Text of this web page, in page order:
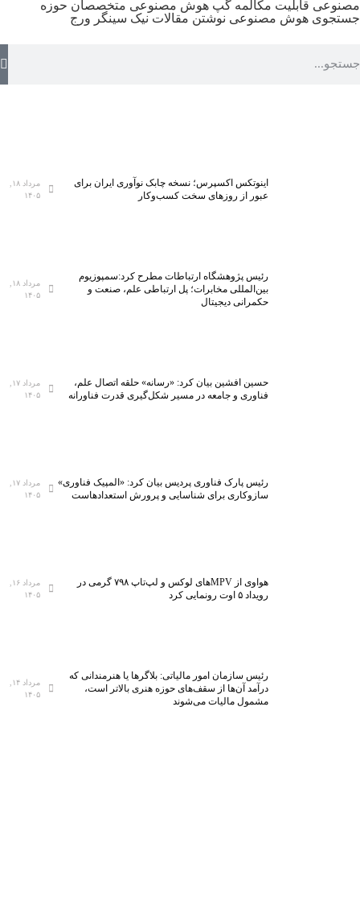
مصنوعی قابلیت مکالمه گپ هوش مصنوعی متخصصان حوزه
جستجوی هوش مصنوعی نوشتن مقالات نیک سینگر ورج
اینوتکس اکسپرس؛ نسخه چابک نوآوری ایران برای
عبور از روزهای سخت کسب‌وکار
۱۴۰۵
رئیس پژوهشگاه ارتباطات مطرح کرد:سمپوزیوم
بین‌المللی مخابرات؛ پل ارتباطی علم، صنعت و
حکمرانی دیجیتال
۱۴۰۵
حسین افشین بیان کرد: «رسانه» حلقه اتصال علم،
فناوری و جامعه در مسیر شکل‌گیری قدرت فناورانه
۱۴۰۵
رئیس پارک فناوری پردیس بیان کرد: «المپیک فناوری»
سازوکاری برای شناسایی و پرورش استعدادهاست
۱۴۰۵
هواوی از MPVهای لوکس و لپ‌تاپ ۷۹۸ گرمی در
رویداد ۵ اوت رونمایی کرد
۱۴۰۵
رئیس سازمان امور مالیاتی: بلاگر‌ها یا هنرمندانی که
درآمد آن‌ها از سقف‌های حوزه هنری بالاتر است،
مشمول مالیات می‌شوند
۱۴۰۵